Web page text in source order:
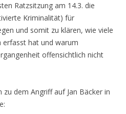
Ratzsitzung am 14.3. die
Kriminalität) für
und somit zu klären, wie viele
erfasst hat und warum
offensichtlich nicht
zu dem Angriff auf Jan Bäcker in